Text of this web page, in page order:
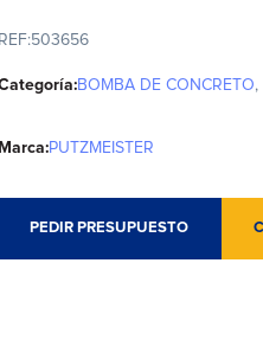
REF:503656
BOMBA DE CONCRETO,
Marca:PUTZMEISTER
PEDIR PRESUPUESTO